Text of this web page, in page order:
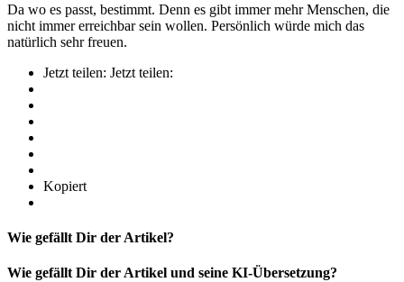
Da wo es passt, bestimmt. Denn es gibt immer mehr Menschen, die
nicht immer erreichbar sein wollen. Persönlich würde mich das
natürlich sehr freuen.
Jetzt teilen: Jetzt teilen:
Kopiert
Wie gefällt Dir der Artikel?
Wie gefällt Dir der Artikel und seine KI-Übersetzung?